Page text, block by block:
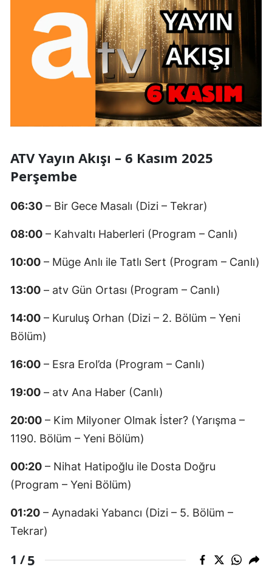
ATV Yayın Akışı – 6 Kasım 2025
Perşembe
06:30 – Bir Gece Masalı (Dizi – Tekrar)
08:00 – Kahvaltı Haberleri (Program – Canlı)
10:00 – Müge Anlı ile Tatlı Sert (Program – Canlı)
13:00 – atv Gün Ortası (Program – Canlı)
14:00 – Kuruluş Orhan (Dizi – 2. Bölüm – Yeni
Bölüm)
16:00 – Esra Erol’da (Program – Canlı)
19:00 – atv Ana Haber (Canlı)
20:00 – Kim Milyoner Olmak İster? (Yarışma –
1190. Bölüm – Yeni Bölüm)
00:20 – Nihat Hatipoğlu ile Dosta Doğru
(Program – Yeni Bölüm)
01:20 – Aynadaki Yabancı (Dizi – 5. Bölüm –
Tekrar)
1 /5